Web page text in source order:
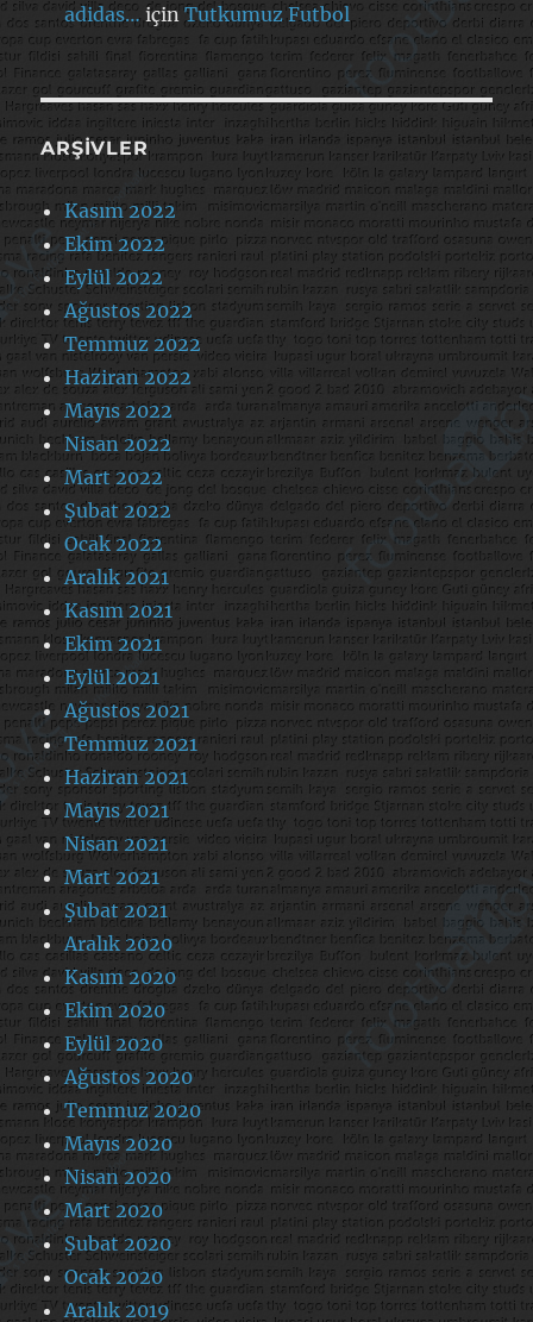
adidas… içinTutkumuz Futbol
ARŞIVLER
Kasım 2022
Ekim 2022
Eylül 2022
Ağustos 2022
Temmuz 2022
Haziran 2022
Mayıs 2022
Nisan 2022
Mart 2022
Şubat 2022
Ocak 2022
Aralık 2021
Kasım 2021
Ekim 2021
Eylül 2021
Ağustos 2021
Temmuz 2021
Haziran 2021
Mayıs 2021
Nisan 2021
Mart 2021
Şubat 2021
Aralık 2020
Kasım 2020
Ekim 2020
Eylül 2020
Ağustos 2020
Temmuz 2020
Mayıs 2020
Nisan 2020
Mart 2020
Şubat 2020
Ocak 2020
Aralık 2019